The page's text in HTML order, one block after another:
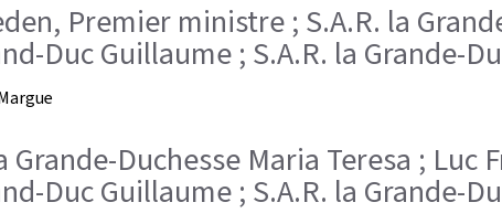
Premier ministre ; S.A.R. la
Duc Guillaume ; S.A.R. la Grande-
Grande-Duchesse Maria Teresa ;
Duc Guillaume ; S.A.R. la Grande-